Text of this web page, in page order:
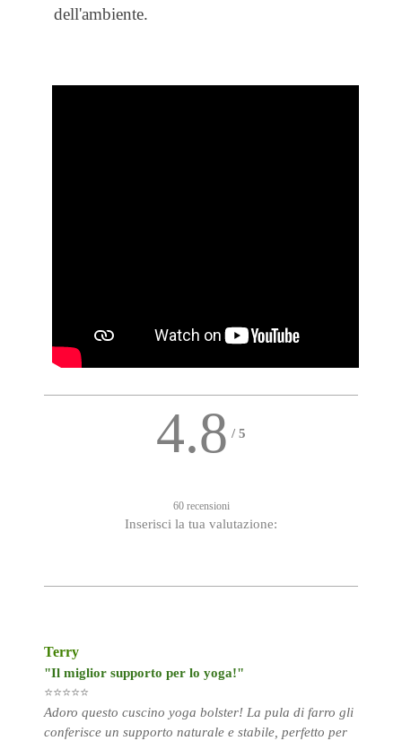
dell'ambiente.
4.8 / 5
60 recensioni
Inserisci la tua valutazione:
Terry
"Il miglior supporto per lo yoga!"
⭐⭐⭐⭐⭐
Adoro questo cuscino yoga bolster! La pula di farro gli
conferisce un supporto naturale e stabile, perfetto per